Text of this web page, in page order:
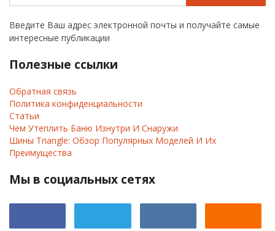
Введите Ваш адрес электронной почты и получайте самые
интересные публикации
Полезные ссылки
Обратная связь
Политика конфиденциальности
Статьи
Чем Утеплить Баню Изнутри И Снаружи
Шины Triangle: Обзор Популярных Моделей И Их
Преимущества
Мы в социальных сетях